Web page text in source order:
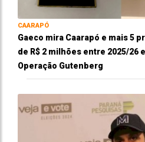
CAARAPÓ
Gaeco mira Caarapó e mais 5
de R$ 2 milhões entre 2025/26
Operação Gutenberg